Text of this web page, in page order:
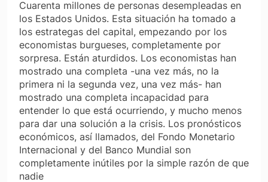
Cuarenta millones de personas desempleadas en
los Estados Unidos. Esta situación ha tomado a
los estrategas del capital, empezando por los
economistas burgueses, completamente por
sorpresa. Están aturdidos. Los economistas han
mostrado una completa -una vez más, no la
primera ni la segunda vez, una vez más- han
mostrado una completa incapacidad para
entender lo que está ocurriendo, y mucho menos
para dar una solución a la crisis. Los pronósticos
económicos, así llamados, del Fondo Monetario
Internacional y del Banco Mundial son
completamente inútiles por la simple razón de que
nadie